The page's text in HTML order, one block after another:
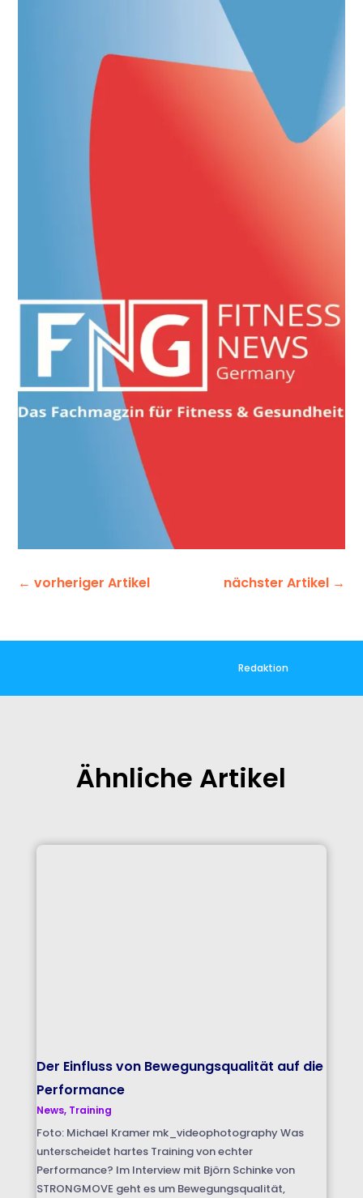
←vorheriger Artikel nächster Artikel→
Redaktion
Ähnliche Artikel
Der Einfluss von Bewegungsqualität auf die
Performance
News, Training
Foto: Michael Kramer mk_videophotography Was
unterscheidet hartes Training von echter
Performance? Im Interview mit Björn Schinke von
STRONGMOVE geht es um Bewegungsqualität,